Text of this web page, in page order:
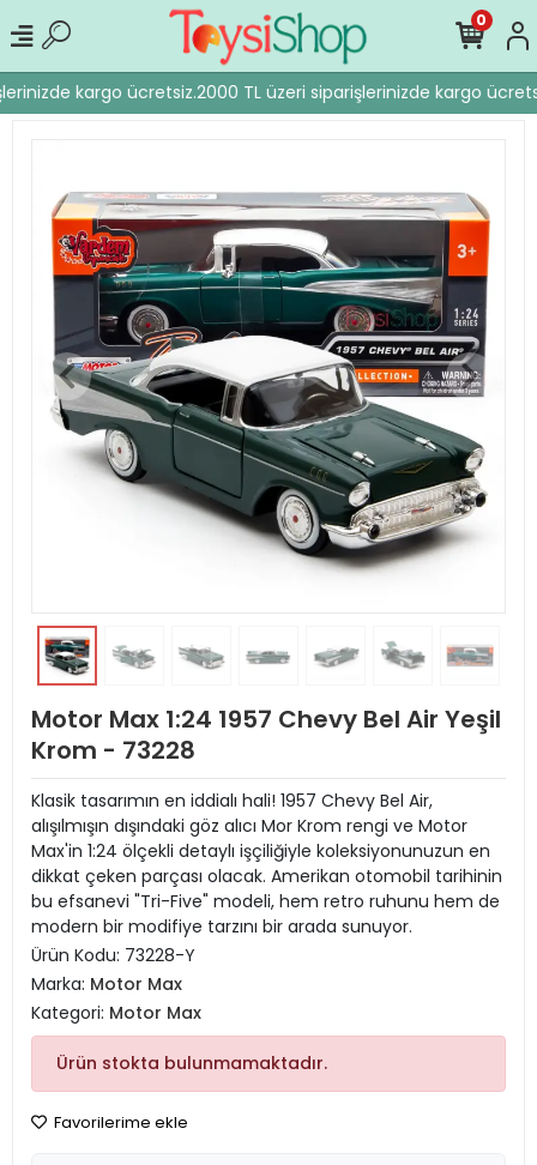
kargo ücretsiz.2000 TL üzeri siparişlerinizde kargo
0
Motor Max 1:24 1957 Chevy Bel Air Yeşil
Krom - 73228
Klasik tasarımın en iddialı hali! 1957 Chevy Bel Air,
alışılmışın dışındaki göz alıcı Mor Krom rengi ve Motor
Max'in 1:24 ölçekli detaylı işçiliğiyle koleksiyonunuzun en
dikkat çeken parçası olacak. Amerikan otomobil tarihinin
bu efsanevi "Tri-Five" modeli, hem retro ruhunu hem de
modern bir modifiye tarzını bir arada sunuyor.
Ürün Kodu: 73228-Y
Marka: Motor Max
Kategori: Motor Max
Ürün stokta bulunmamaktadır.
Favorilerime ekle